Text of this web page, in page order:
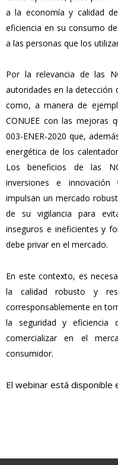
a la economía y calidad
eficiencia en su consumo
a las personas que los
Por la relevancia de las
autoridades en la detección
como, a manera de
CONUEE con las mejoras
003-ENER-2020 que,
energética de los
Los beneficios de las
inversiones e
impulsan un mercado
de su vigilancia para
inseguros e ineficientes y
debe privar en el mercado.
En este contexto, es
la calidad robusto y
corresponsablemente en
la seguridad y eficiencia
comercializar en el
consumidor.
El webinar está disponible